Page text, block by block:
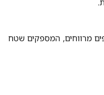
4 דלתות ו־14 מדפים מרווחים, המספקים שטח